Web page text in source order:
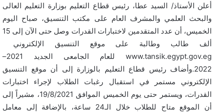
أعلن الأستاذ/ السيد عطا، رئيس قطاع التعليم بوزارة التعليم العالى
والبحث العلمي والمشرف العام على مكتب التنسيق، صباح اليوم
الخميس، أن عدد المتقدمين لاختبارات القدرات وصل حتى الآن إلى 15
ألف طالب وطالبة على موقع التنسيق الإلكتروني
www.tansik.egypt.gov.eg للعام الجامعى الجديد 2021–
2022.وأضاف رئيس قطاع التعليم بالوزارة إلى أن موقع التنسيق
الإلكتروني مستمر في استقبال رغبات الطلاب لإجراء اختبارات
القدرات، ويستمر حتى يوم الخميس الموافق 19/8/2021، مشيراً إلى
أن الموقع متاح للطلاب خلال الـ24 ساعة، بالإضافة إلى معامل